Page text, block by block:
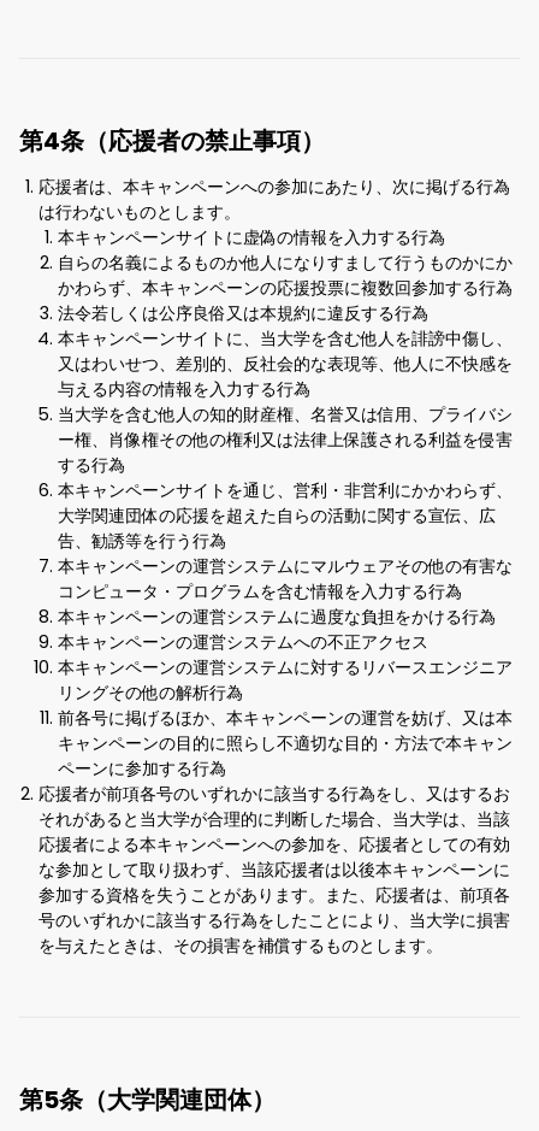
第4条（応援者の禁止事項）
応援者は、本キャンペーンへの参加にあたり、次に掲げる行為
は行わないものとします。
本キャンペーンサイトに虚偽の情報を入力する行為
自らの名義によるものか他人になりすまして行うものかにか
かわらず、本キャンペーンの応援投票に複数回参加する行為
法令若しくは公序良俗又は本規約に違反する行為
本キャンペーンサイトに、当大学を含む他人を誹謗中傷し、
又はわいせつ、差別的、反社会的な表現等、他人に不快感を
与える内容の情報を入力する行為
当大学を含む他人の知的財産権、名誉又は信用、プライバシ
ー権、肖像権その他の権利又は法律上保護される利益を侵害
する行為
本キャンペーンサイトを通じ、営利・非営利にかかわらず、
大学関連団体の応援を超えた自らの活動に関する宣伝、広
告、勧誘等を行う行為
本キャンペーンの運営システムにマルウェアその他の有害な
コンピュータ・プログラムを含む情報を入力する行為
本キャンペーンの運営システムに過度な負担をかける行為
本キャンペーンの運営システムへの不正アクセス
本キャンペーンの運営システムに対するリバースエンジニア
リングその他の解析行為
前各号に掲げるほか、本キャンペーンの運営を妨げ、又は本
キャンペーンの目的に照らし不適切な目的・方法で本キャン
ペーンに参加する行為
応援者が前項各号のいずれかに該当する行為をし、又はするお
それがあると当大学が合理的に判断した場合、当大学は、当該
応援者による本キャンペーンへの参加を、応援者としての有効
な参加として取り扱わず、当該応援者は以後本キャンペーンに
参加する資格を失うことがあります。また、応援者は、前項各
号のいずれかに該当する行為をしたことにより、当大学に損害
を与えたときは、その損害を補償するものとします。
第5条（大学関連団体）